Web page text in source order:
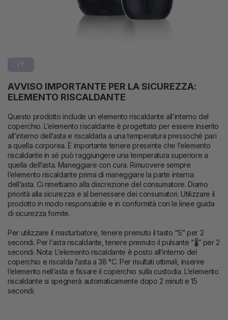
IT
AVVISO IMPORTANTE PER LA SICUREZZA:
ELEMENTO RISCALDANTE
Questo prodotto include un elemento riscaldante all’interno del
coperchio. L’elemento riscaldante è progettato per essere inserito
all’interno dell’asta e riscaldarla a una temperatura pressoché pari
a quella corporea. È importante tenere presente che l’elemento
riscaldante in sé può raggiungere una temperatura superiore a
quella dell’asta. Maneggiare con cura. Rimuovere sempre
l’elemento riscaldante prima di maneggiare la parte interna
dell’asta. Ci rimettiamo alla discrezione del consumatore. Diamo
priorità alla sicurezza e al benessere dei consumatori. Utilizzare il
prodotto in modo responsabile e in conformità con le linee guida
di sicurezza fornite.
Per utilizzare il masturbatore, tenere premuto il tasto “S” per 2
secondi. Per l’asta riscaldante, tenere premuto il pulsante “🌡” per 2
secondi. Nota: L’elemento riscaldante è posto all’interno del
coperchio e riscalda l’asta a 38 °C. Per risultati ottimali, inserire
l’elemento nell’asta e fissare il coperchio sulla custodia. L’elemento
riscaldante si spegnerà automaticamente dopo 2 minuti e 15
secondi.